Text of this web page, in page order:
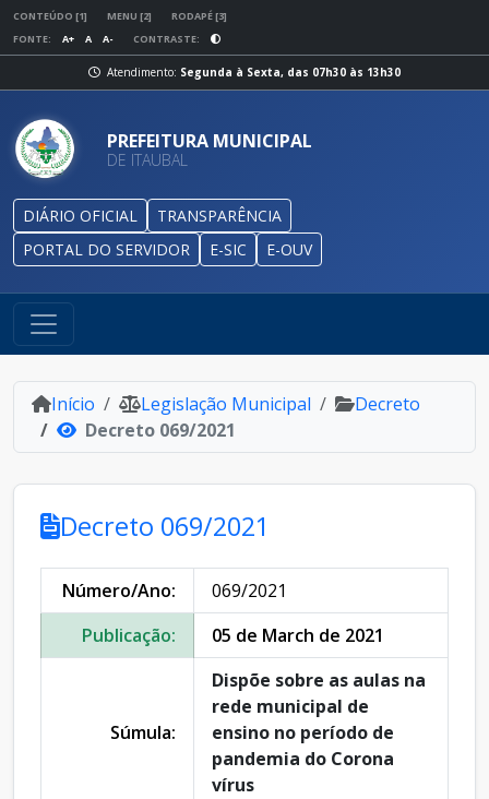
CONTEÚDO [1] MENU [2]
RODAPÉ [3]
FONTE:
A+ A A- CONTRASTE:
Atendimento: Segunda à Sexta, das 07h30 às 13h30
PREFEITURA MUNICIPAL
DE ITAUBAL
DIÁRIO OFICIAL
TRANSPARÊNCIA
PORTAL DO SERVIDOR
E-SIC E-OUV
Início Legislação Municipal
Decreto
Decreto 069/2021
Decreto 069/2021
Número/Ano:
069/2021
Publicação:
05 de March de 2021
Súmula:
Dispõe sobre as aulas na
rede municipal de
ensino no período de
pandemia do Corona
vírus